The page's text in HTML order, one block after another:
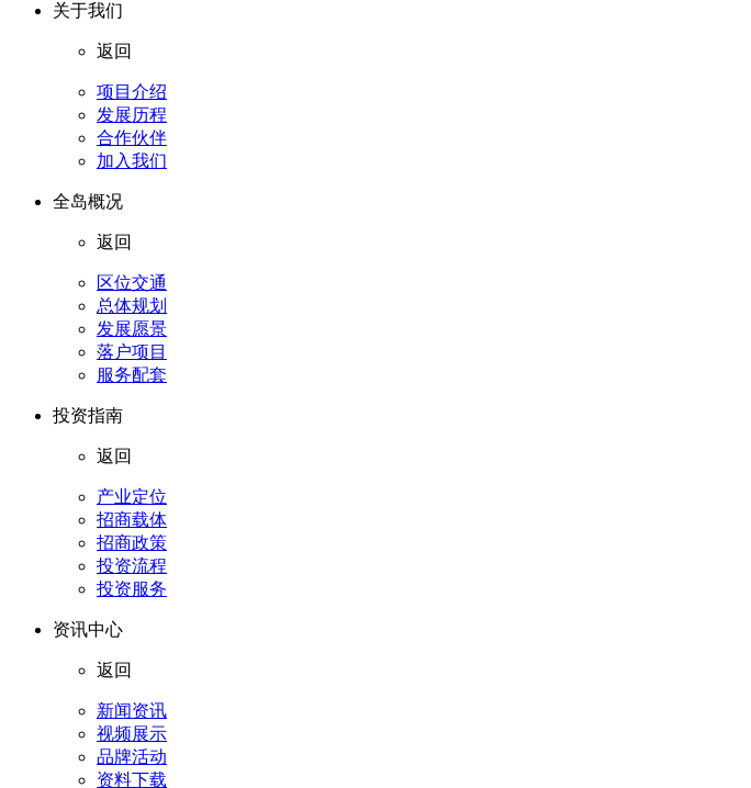
关于我们
返回
项目介绍
发展历程
合作伙伴
加入我们
全岛概况
返回
区位交通
总体规划
发展愿景
落户项目
服务配套
投资指南
返回
产业定位
招商载体
招商政策
投资流程
投资服务
资讯中心
返回
新闻资讯
视频展示
品牌活动
资料下载